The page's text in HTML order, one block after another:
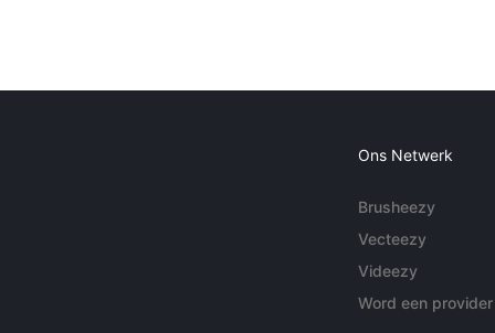
Ons Netwerk
Brusheezy
Vecteezy
Videezy
Word een provider